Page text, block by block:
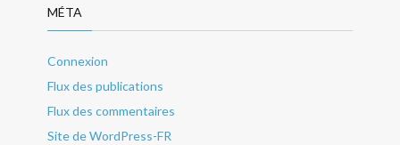
MÉTA
Connexion
Flux des publications
Flux des commentaires
Site de WordPress-FR